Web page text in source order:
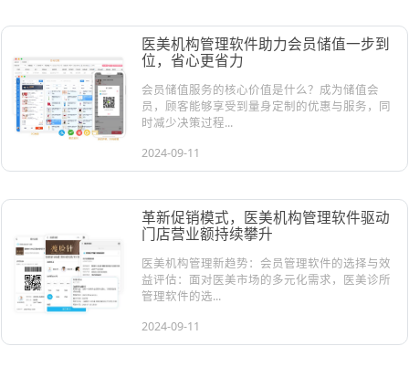
医美机构管理软件助力会员储值一步到
位，省心更省力
会员储值服务的核心价值是什么？成为储值会
员，顾客能够享受到量身定制的优惠与服务，同
时减少决策过程...
2024-09-11
革新促销模式，医美机构管理软件驱动
门店营业额持续攀升
医美机构管理新趋势：会员管理软件的选择与效
益评估：面对医美市场的多元化需求，医美诊所
管理软件的选...
2024-09-11